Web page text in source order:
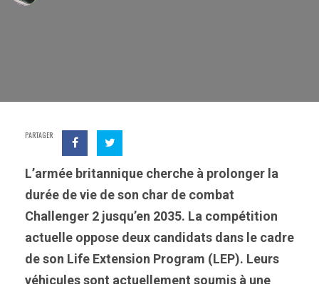
PARTAGER
L’armée britannique cherche à prolonger la
durée de vie de son char de combat
Challenger 2 jusqu’en 2035. La compétition
actuelle oppose deux candidats dans le cadre
de son Life Extension Program (LEP). Leurs
véhicules sont actuellement soumis à une